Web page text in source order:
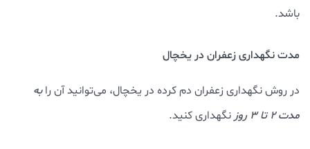
باشد.
مدت نگهداری زعفران در یخچال
در روش نگهداری زعفران دم کرده در یخچال، می‌توانید آن رابه
مدت ۲ تا ۳ روز
نگهداری کنید.